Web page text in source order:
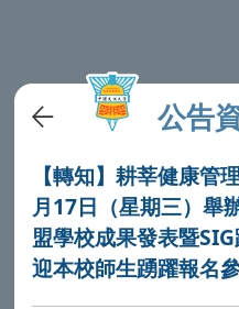
公告
【轉知】耕莘健康管
月17日（星期三）舉
盟學校成果發表暨
迎本校師生踴躍報名參